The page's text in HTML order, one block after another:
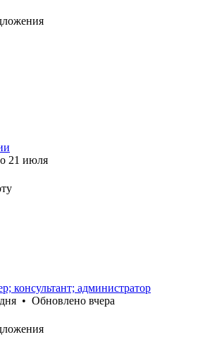
21 июля
консультант; администратор
• Обновлено вчера